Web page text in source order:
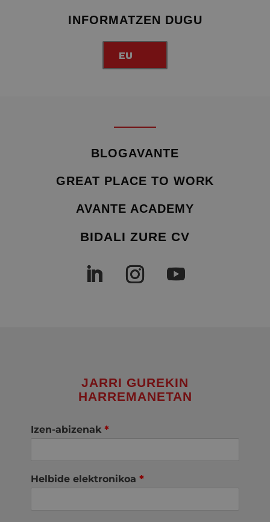
INFORMATZEN DUGU
EU
BLOGAVANTE
GREAT PLACE TO WORK
AVANTE ACADEMY
BIDALI ZURE CV
JARRI GUREKIN
HARREMANETAN
Izen-abizenak *
Helbide elektronikoa *